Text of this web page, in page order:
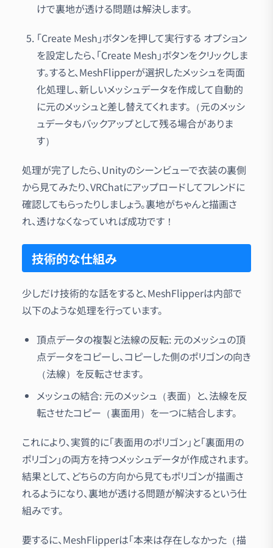
けで裏地が透ける問題は解決します。
「Create Mesh」ボタンを押して実行する オプション
を設定したら、「Create Mesh」ボタンをクリックしま
す。すると、MeshFlipperが選択したメッシュを両面
化処理し、新しいメッシュデータを作成して自動的
に元のメッシュと差し替えてくれます。（元のメッシ
ュデータもバックアップとして残る場合がありま
す）
処理が完了したら、Unityのシーンビューで衣装の裏側
から見てみたり、VRChatにアップロードしてフレンドに
確認してもらったりしましょう。裏地がちゃんと描画さ
れ、透けなくなっていれば成功です！
技術的な仕組み
少しだけ技術的な話をすると、MeshFlipperは内部で
以下のような処理を行っています。
頂点データの複製と法線の反転: 元のメッシュの頂
点データをコピーし、コピーした側のポリゴンの向き
（法線）を反転させます。
メッシュの結合: 元のメッシュ（表面）と、法線を反
転させたコピー（裏面用）を一つに結合します。
これにより、実質的に「表面用のポリゴン」と「裏面用の
ポリゴン」の両方を持つメッシュデータが作成されます。
結果として、どちらの方向から見てもポリゴンが描画さ
れるようになり、裏地が透ける問題が解決するという仕
組みです。
要するに、MeshFlipperは「本来は存在しなかった（描